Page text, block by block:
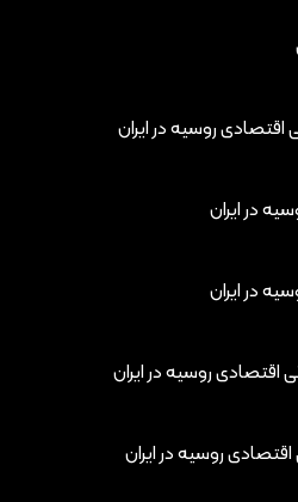
روسیه در ایران
در ایران
در ایران
اقتصادی روسیه در ایران
روسیه در ایران